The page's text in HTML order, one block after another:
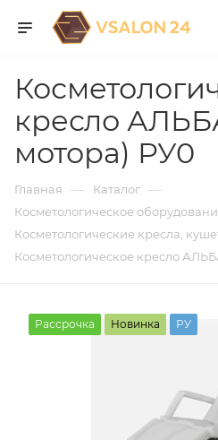
кресло
мотора) РУ0
Главная — Каталог —
Косметологическое
Косметологические кресла,
Косметологическое кресло
Рассрочка Новинка РУ